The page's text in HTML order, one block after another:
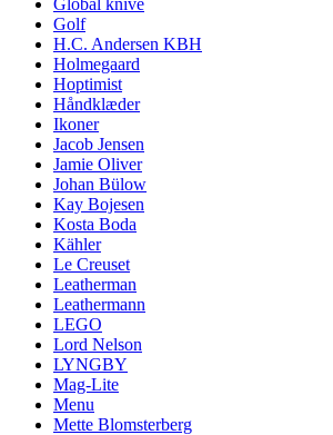
Global knive
Golf
H.C. Andersen KBH
Holmegaard
Hoptimist
Håndklæder
Ikoner
Jacob Jensen
Jamie Oliver
Johan Bülow
Kay Bojesen
Kosta Boda
Kähler
Le Creuset
Leatherman
Leathermann
LEGO
Lord Nelson
LYNGBY
Mag-Lite
Menu
Mette Blomsterberg